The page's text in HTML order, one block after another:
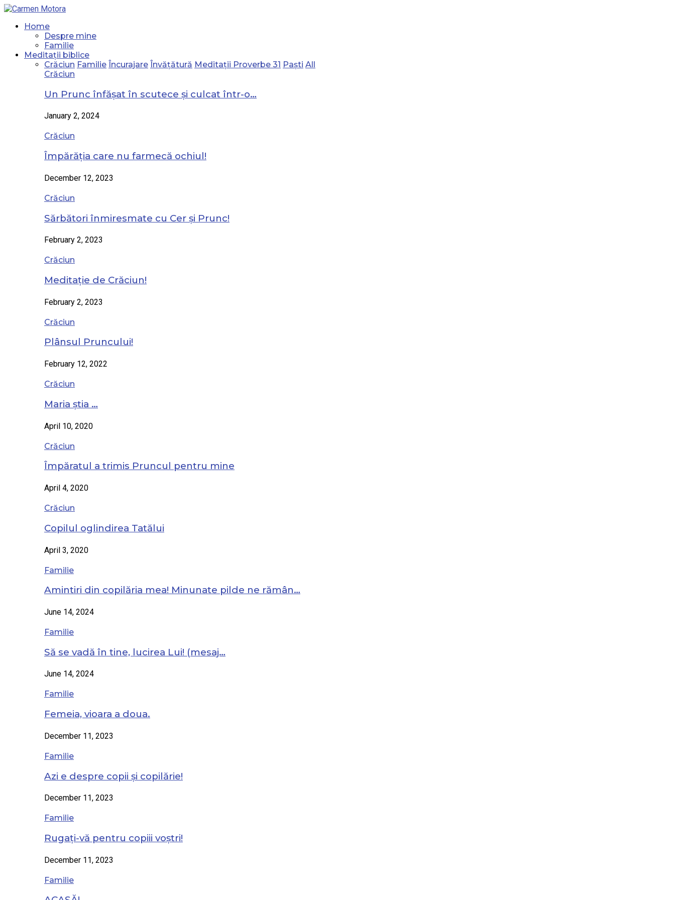
Home
Despre mine
Familie
Meditații biblice
Crăciun Familie Încurajare Învățătură Meditații Proverbe 31 Paști All
Crăciun
Un Prunc înfășat în scutece și culcat într-o…
January 2, 2024
Crăciun
Împărăția care nu farmecă ochiul!
December 12, 2023
Crăciun
Sărbători înmiresmate cu Cer și Prunc!
February 2, 2023
Crăciun
Meditație de Crăciun!
February 2, 2023
Crăciun
Plânsul Pruncului!
February 12, 2022
Crăciun
Maria știa …
April 10, 2020
Crăciun
Împăratul a trimis Pruncul pentru mine
April 4, 2020
Crăciun
Copilul oglindirea Tatălui
April 3, 2020
Familie
Amintiri din copilăria mea! Minunate pilde ne rămân…
June 14, 2024
Familie
Să se vadă în tine, lucirea Lui! (mesaj…
June 14, 2024
Familie
Femeia, vioara a doua.
December 11, 2023
Familie
Azi e despre copii și copilărie!
December 11, 2023
Familie
Rugați-vă pentru copiii voștri!
December 11, 2023
Familie